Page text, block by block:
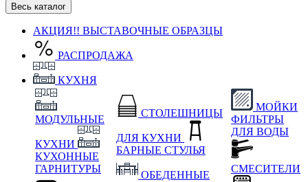
Весь каталог
АКЦИЯ!! ВЫСТАВОЧНЫЕ ОБРАЗЦЫ
РАСПРОДАЖА
КУХНЯ
МОДУЛЬНЫЕ
КУХНИ
КУХОННЫЕ
ГАРНИТУРЫ
СТОЛЕШНИЦЫ
ДЛЯ КУХНИ
БАРНЫЕ СТУЛЬЯ
ОБЕДЕННЫЕ
МОЙКИ
ФИЛЬТРЫ
ДЛЯ ВОДЫ
СМЕСИТЕЛИ